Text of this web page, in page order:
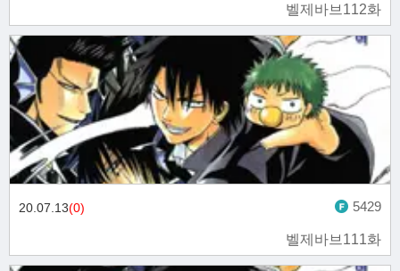
벨제바브112화
벨제바브111화
20.07.13(0) 5429